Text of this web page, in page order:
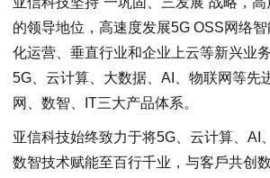
的领导地位，高速度发展5G OSS网络
化运营、垂直行业和企业上云等新兴业
5G、云计算、大数据、AI、物联网等先
网、数智、IT三大产品体系。
亚信科技始终致力于将5G、云计算、AI
数智技术赋能至百行千业，与客戶共创